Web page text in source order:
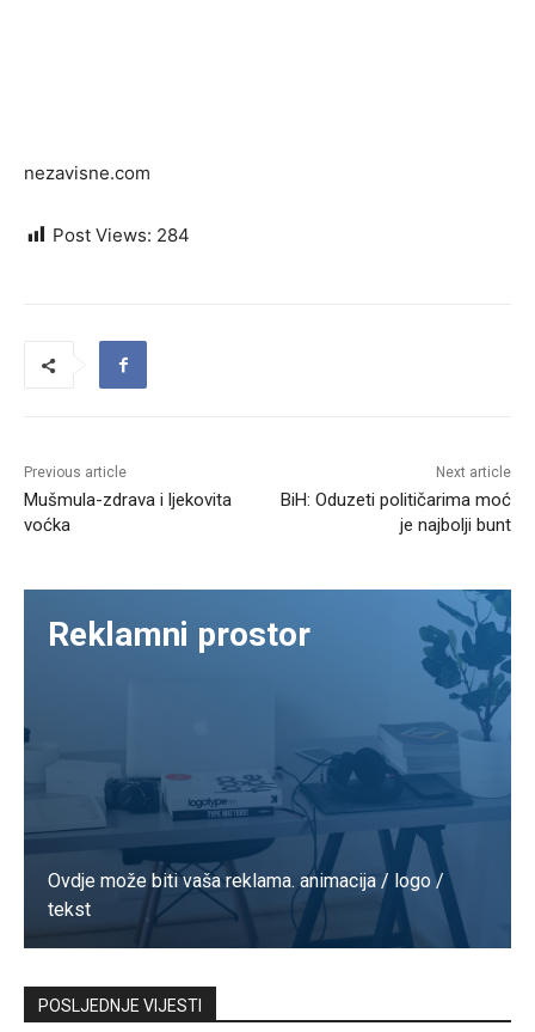
nezavisne.com
Post Views: 284
Previous article
Mušmula-zdrava i ljekovita
voćka
Next article
BiH: Oduzeti političarima moć
je najbolji bunt
Reklamni prostor
Ovdje može biti vaša reklama. animacija / logo /
tekst
Kontaktirajte nas
POSLJEDNJE VIJESTI